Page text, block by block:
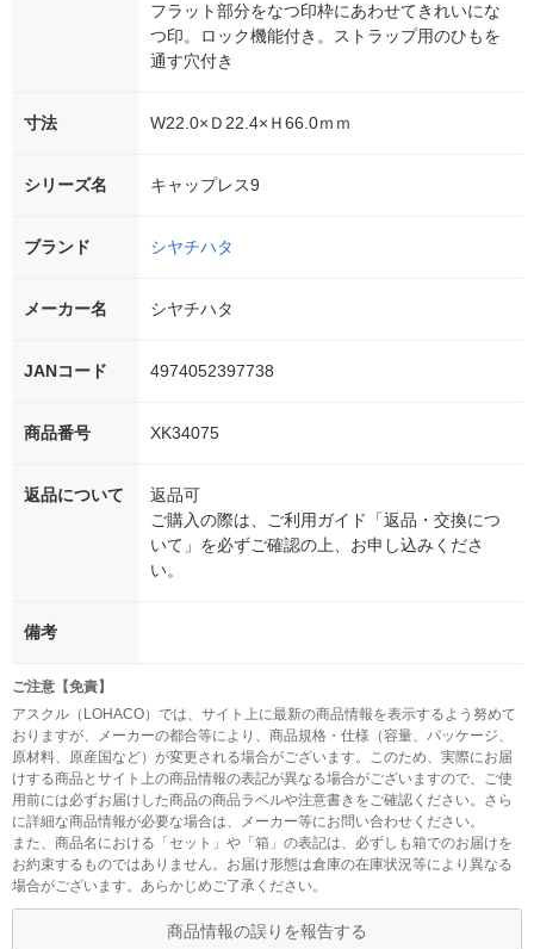
フラット部分をなつ印枠にあわせてきれいにな
つ印。ロック機能付き。ストラップ用のひもを
通す穴付き
寸法 W22.0×Ｄ22.4×Ｈ66.0ｍｍ
シリーズ名 キャップレス9
ブランド シヤチハタ
メーカー名 シヤチハタ
JANコード 4974052397738
商品番号 XK34075
返品について
返品可
ご購入の際は、ご利用ガイド「返品・交換につ
いて」を必ずご確認の上、お申し込みくださ
い。
備考
ご注意【免責】
アスクル（LOHACO）では、サイト上に最新の商品情報を表示するよう努めて
おりますが、メーカーの都合等により、商品規格・仕様（容量、パッケージ、
原材料、原産国など）が変更される場合がございます。このため、実際にお届
けする商品とサイト上の商品情報の表記が異なる場合がございますので、ご使
用前には必ずお届けした商品の商品ラベルや注意書きをご確認ください。さら
に詳細な商品情報が必要な場合は、メーカー等にお問い合わせください。
また、商品名における「セット」や「箱」の表記は、必ずしも箱でのお届けを
お約束するものではありません。お届け形態は倉庫の在庫状況等により異なる
場合がございます。あらかじめご了承ください。
商品情報の誤りを報告する